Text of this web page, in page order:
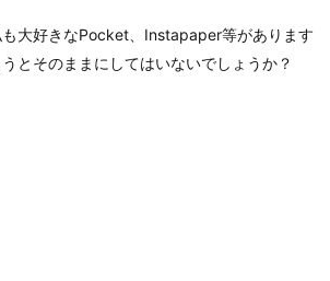
大好きなPocket、Instapaper等があります
とそのままにしてはいないでしょうか？